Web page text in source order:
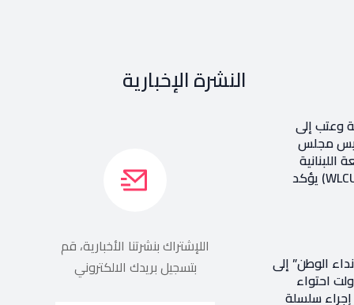
وعتب إلى
مجلس
اللبنانية
الثقافيّة في العالم (WLCU) يؤكد
الوطن” إلى
احتواء
إجراء سلسلة
النشرة الإخبارية
اللإشتراك بنشرتنا الأخبارية، قم
بتسجيل بريدك الالكتروني